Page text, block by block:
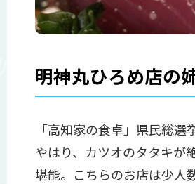
明神丸ひろめ店の
「高知家の食卓」県民総選
やはり、カツオのタタキが
堪能。こちらのお店は少人